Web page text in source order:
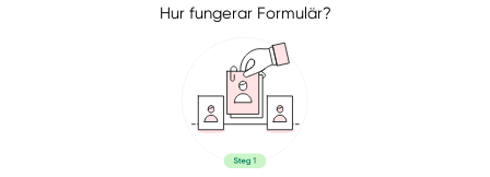
Hur fungerar Formulär?